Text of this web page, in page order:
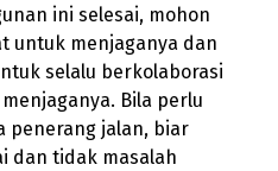
ini selesai, mohon
untuk menjaganya dan
selalu berkolaborasi
Bila perlu
penerang jalan, biar
dan tidak masalah